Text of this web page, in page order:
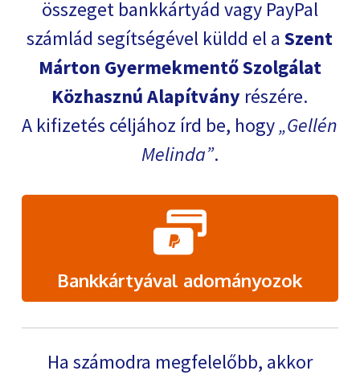
összeget bankkártyád vagy PayPal
számlád segítségével küldd el aSzent
Márton Gyermekmentő Szolgálat
Közhasznú Alapítvány részére.
A kifizetés céljához írd be, hogy Gellén
Melinda .
Bankkártyával adományozok
Ha számodra megfelelőbb, akkor